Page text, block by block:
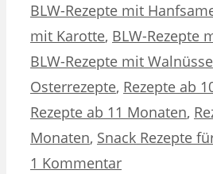
BLW-Rezepte mit
mit Karotte, BLW-Rezepte
BLW-Rezepte mit Walnüsse
Osterrezepte, Rezepte ab
Rezepte ab 11 Monaten,
Monaten, Snack Rezepte
1 Kommentar